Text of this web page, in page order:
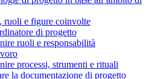
ruoli e figure coinvolte
di progetto
ruoli e responsabilità
processi, strumenti e rituali
la documentazione di progetto